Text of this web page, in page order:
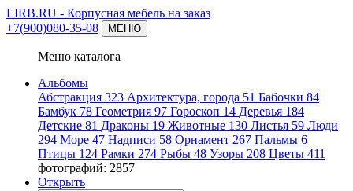
LIRB.RU - Корпусная мебель на заказ
+7(900)080-35-08
МЕНЮ
Меню каталога
Альбомы
Абстракция 323 Архитектура, города 51 Бабочки 84
Бамбук 78 Геометрия 97 Гороскоп 14 Деревья 184
Детские 81 Драконы 19 Животные 130 Листья 59 Люди
294 Море 47 Надписи 58 Орнамент 267 Пальмы 6
Птицы 124 Рамки 274 Рыбы 48 Узоры 208 Цветы 411
фотографий: 2857
Открыть